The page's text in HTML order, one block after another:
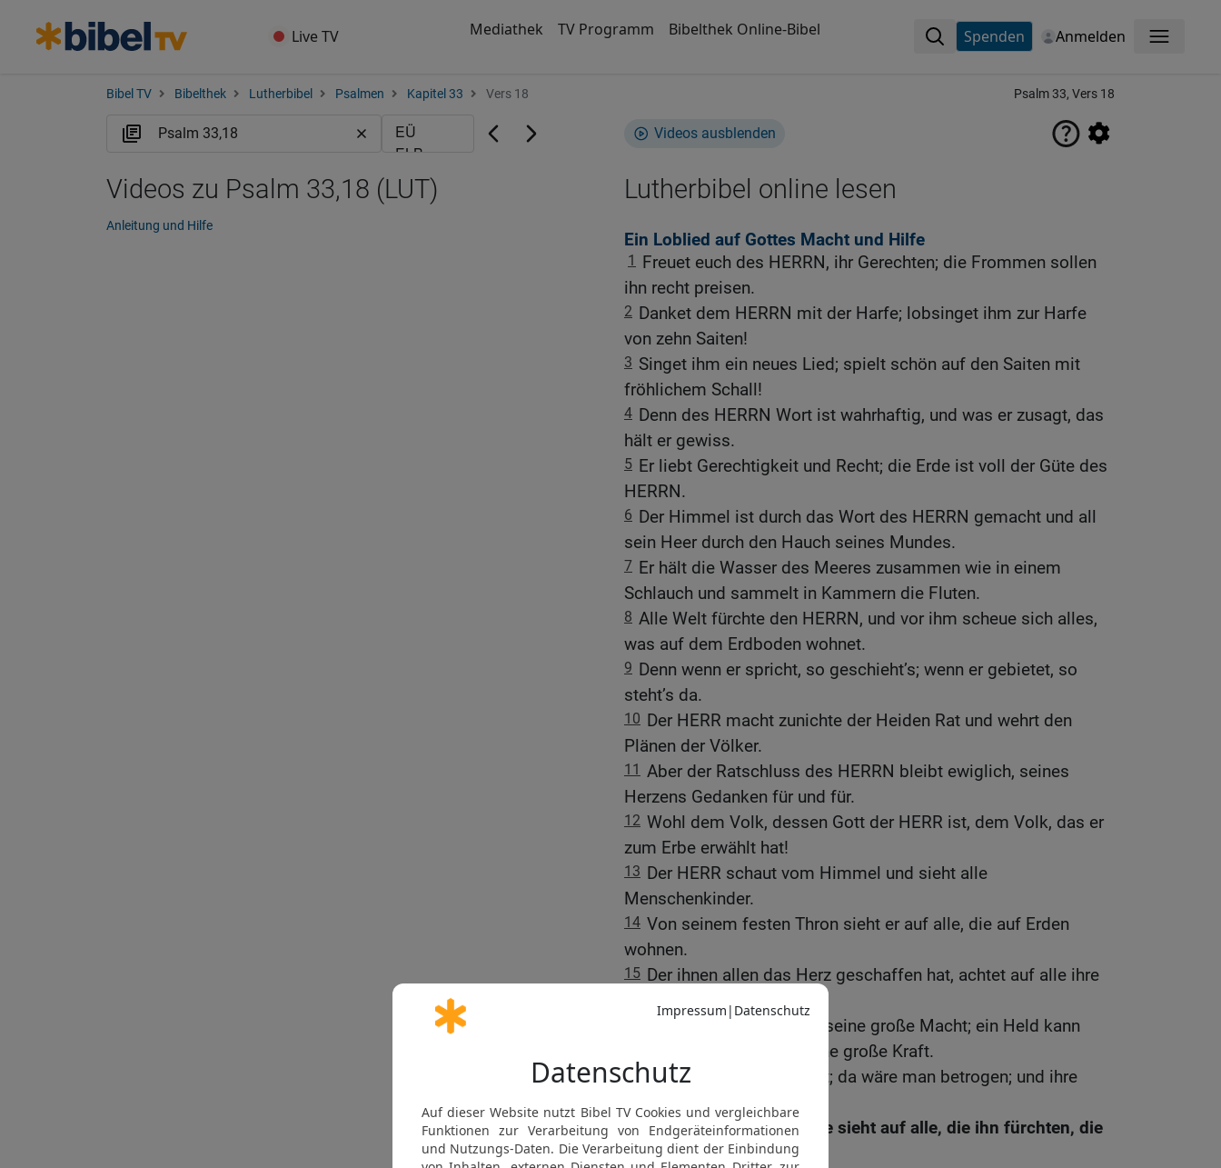
Live TV Mediathek TV Programm Bibelthek Online-Bibel Spenden Anmelden Menü
Bibel TV Bibelthek Lutherbibel Psalmen Kapitel 33 Vers 18 Psalm 33, Vers 18
Videos ausblenden
Lutherbibel online lesen
Ein Loblied auf Gottes Macht und Hilfe
1
Freuet euch des HERRN, ihr Gerechten; die Frommen sollen
ihn recht preisen.
2 Danket dem HERRN mit der Harfe; lobsinget ihm zur Harfe
von zehn Saiten!
3 Singet ihm ein neues Lied; spielt schön auf den Saiten mit
fröhlichem Schall!
4 Denn des HERRN Wort ist wahrhaftig, und was er zusagt, das
hält er gewiss.
5 Er liebt Gerechtigkeit und Recht; die Erde ist voll der Güte des
HERRN.
6 Der Himmel ist durch das Wort des HERRN gemacht und all
sein Heer durch den Hauch seines Mundes.
7 Er hält die Wasser des Meeres zusammen wie in einem
Schlauch und sammelt in Kammern die Fluten.
8 Alle Welt fürchte den HERRN, und vor ihm scheue sich alles,
was auf dem Erdboden wohnet.
9 Denn wenn er spricht, so geschieht’s; wenn er gebietet, so
steht’s da.
10 Der HERR macht zunichte der Heiden Rat und wehrt den
Plänen der Völker.
11 Aber der Ratschluss des HERRN bleibt ewiglich, seines
Herzens Gedanken für und für.
12 Wohl dem Volk, dessen Gott der HERR ist, dem Volk, das er
zum Erbe erwählt hat!
13 Der HERR schaut vom Himmel und sieht alle
Menschenkinder.
14 Von seinem festen Thron sieht er auf alle, die auf Erden
wohnen.
15 Der ihnen allen das Herz geschaffen hat, achtet auf alle ihre
Einem König hilft nicht seine große Macht; ein Held kann
sich nicht retten durch seine große Kraft.
17 Rosse helfen auch nicht; da wäre man betrogen; und ihre
große Stärke errettet nicht.
18
Siehe, des HERRN Auge sieht auf alle, die ihn fürchten, die
auf seine Güte hoffen,
Videos zu Psalm 33,18 (LUT)
Anleitung und Hilfe